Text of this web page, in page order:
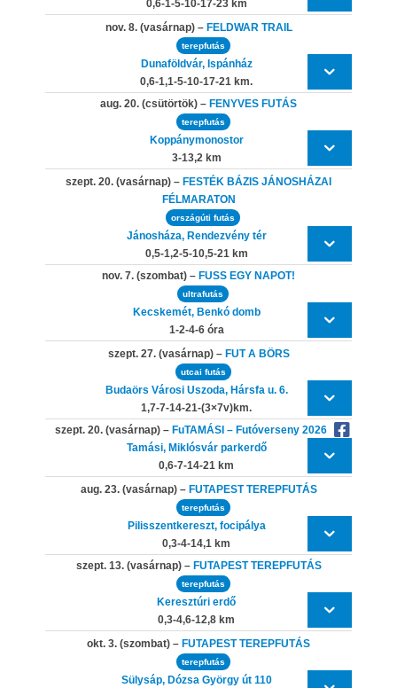
0,6-1-5-10-17-23 km
nov. 8. (vasárnap) – FELDWAR TRAIL
terepfutás
Dunaföldvár, Ispánház
0,6-1,1-5-10-17-21 km.
aug. 20. (csütörtök) – FENYVES FUTÁS
terepfutás
Koppánymonostor
3-13,2 km
szept. 20. (vasárnap) – FESTÉK BÁZIS JÁNOSHÁZAI
FÉLMARATON
országúti futás
Jánosháza, Rendezvény tér
0,5-1,2-5-10,5-21 km
nov. 7. (szombat) – FUSS EGY NAPOT!
ultrafutás
Kecskemét, Benkó domb
1-2-4-6 óra
szept. 27. (vasárnap) – FUT A BÖRS
utcai futás
Budaörs Városi Uszoda, Hársfa u. 6.
1,7-7-14-21-(3×7v)km.
szept. 20. (vasárnap) – FuTAMÁSI – Futóverseny 2026
Tamási, Miklósvár parkerdő
0,6-7-14-21 km
aug. 23. (vasárnap) – FUTAPEST TEREPFUTÁS
terepfutás
Pilisszentkereszt, focipálya
0,3-4-14,1 km
szept. 13. (vasárnap) – FUTAPEST TEREPFUTÁS
terepfutás
Keresztúri erdő
0,3-4,6-12,8 km
okt. 3. (szombat) – FUTAPEST TEREPFUTÁS
terepfutás
Sülysáp, Dózsa György út 110